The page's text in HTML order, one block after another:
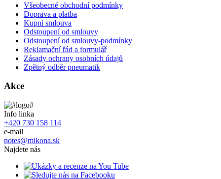
Všeobecné obchodní podmínky
Doprava a platba
Kupní smlouva
Odstoupení od smlouvy
Odstoupení od smlouvy-podmínky
Reklamační řád a formulář
Zásady ochrany osobních údajů
Zpětný odběr pneumatik
Akce
Info linka
+420 730 158 114
e-mail
notes@mikona.sk
Najdete nás